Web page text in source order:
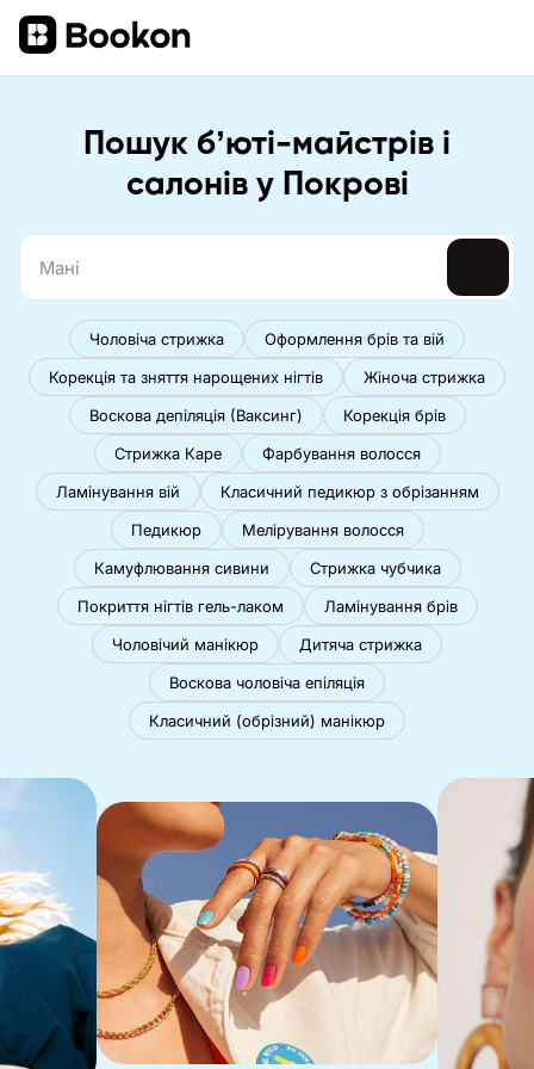
Пошук бʼюті-майстрів і
салонів у Покрові
Чоловіча стрижка
Оформлення брів та вій
Корекція та зняття нарощених нігтів
Жіноча стрижка
Воскова депіляція (Ваксинг)
Корекція брів
Стрижка Каре
Фарбування волосся
Ламінування вій
Класичний педикюр з обрізанням
Педикюр
Мелірування волосся
Камуфлювання сивини
Стрижка чубчика
Покриття нігтів гель-лаком
Ламінування брів
Чоловічий манікюр
Дитяча стрижка
Воскова чоловіча епіляція
Класичний (обрізний) манікюр